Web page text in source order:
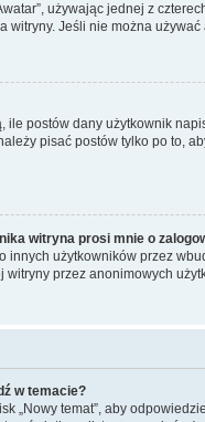
używając jednej z
Jeśli nie można
postów dany użytkownik
pisać postów tylko po to,
witryna prosi mnie o
użytkowników przez
witryny przez anonimowych
w temacie?
„Nowy temat”, aby